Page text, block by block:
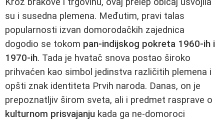
su i susedna plemena. Međutim, pravi talas
popularnosti izvan domorodačkih zajednica
dogodio se tokom pan-indijskog pokreta 1960-ih i
1970-ih. Tada je hvatač snova postao široko
prihvaćen kao simbol jedinstva različitih plemena i
opšti znak identiteta Prvih naroda. Danas, on je
prepoznatljiv širom sveta, ali i predmet rasprave o
kulturnom prisvajanju kada ga ne-domoroci